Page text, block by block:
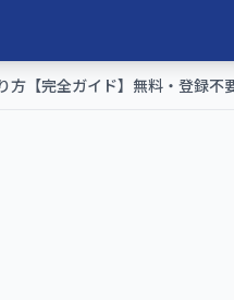
方【完全ガイド】無料・登録